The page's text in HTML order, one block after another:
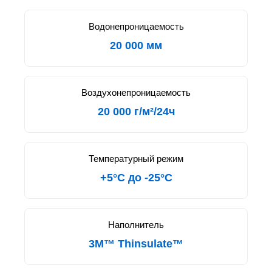
Водонепроницаемость
20 000 мм
Воздухонепроницаемость
20 000 г/м²/24ч
Температурный режим
+5°C до -25°C
Наполнитель
3M™ Thinsulate™